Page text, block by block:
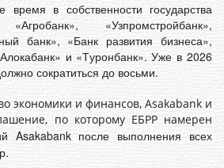
в собственности государства
«Узпромстройбанк»,
банк», «Банк развития бизнеса»,
и «Туронбанк». Уже в 2026
сократиться до восьми.
экономики и финансов, Asakabank и
по которому ЕБРР намерен
Asakabank после выполнения всех